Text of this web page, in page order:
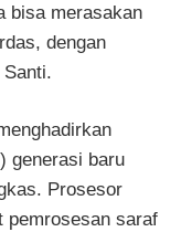
bisa merasakan
dengan
generasi baru
Prosesor
pemrosesan saraf